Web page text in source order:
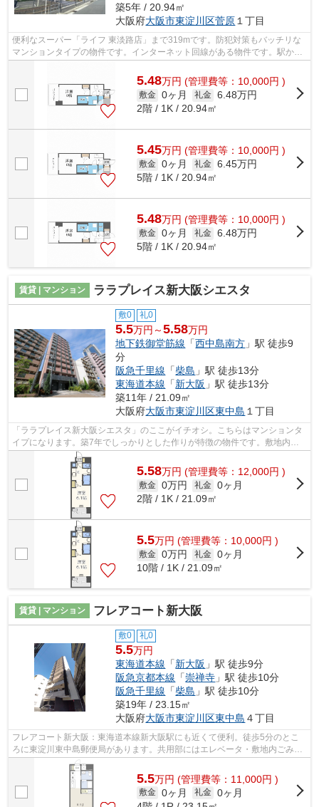
築5年 / 20.94㎡
大阪府大阪市東淀川区菅原 １丁目
便利なスーパー「ライフ 東淡路店」まで319mです。防犯対策もバッチリな
マンションタイプの物件です。インターネット回線がある物件です。駅から
徒歩10分の物件なら、駅前のお買い物も...
5.48万円 (管理費等：10,000円 )
敷金 0ヶ月 礼金 6.48万円
2階 / 1K / 20.94㎡
5.45万円 (管理費等：10,000円 )
敷金 0ヶ月 礼金 6.45万円
5階 / 1K / 20.94㎡
5.48万円 (管理費等：10,000円 )
敷金 0ヶ月 礼金 6.48万円
5階 / 1K / 20.94㎡
賃貸 | マンション ララプレイス新大阪シエスタ
敷0 礼0
5.5万円～5.58万円
地下鉄御堂筋線 「西中島南方 」駅 徒歩9
分
阪急千里線 「柴島 」駅 徒歩13分
東海道本線 「新大阪 」駅 徒歩13分
築11年 / 21.09㎡
大阪府大阪市東淀川区東中島 １丁目
「ララプレイス新大阪シエスタ」のここがイチオシ。こちらはマンションタ
イプになります。築7年でしっかりとした作りが特徴の物件です。敷地内に
はごみ置き場も設置されています。でき...
5.58万円 (管理費等：12,000円 )
敷金 0万円 礼金 0ヶ月
2階 / 1K / 21.09㎡
5.5万円 (管理費等：10,000円 )
敷金 0万円 礼金 0ヶ月
10階 / 1K / 21.09㎡
賃貸 | マンション フレアコート新大阪
敷0 礼0
5.5万円
東海道本線 「新大阪 」駅 徒歩9分
阪急京都本線 「崇禅寺 」駅 徒歩10分
阪急千里線 「柴島 」駅 徒歩10分
築19年 / 23.15㎡
大阪府大阪市東淀川区東中島 ４丁目
フレアコート新大阪：東海道本線新大阪駅にも近くて便利。徒歩5分のとこ
ろに東淀川東中島郵便局があります。共用部にはエレベータ・敷地内ごみ置
き場などが揃っております。地上12階建...
5.5万円 (管理費等：11,000円 )
敷金 0ヶ月 礼金 0ヶ月